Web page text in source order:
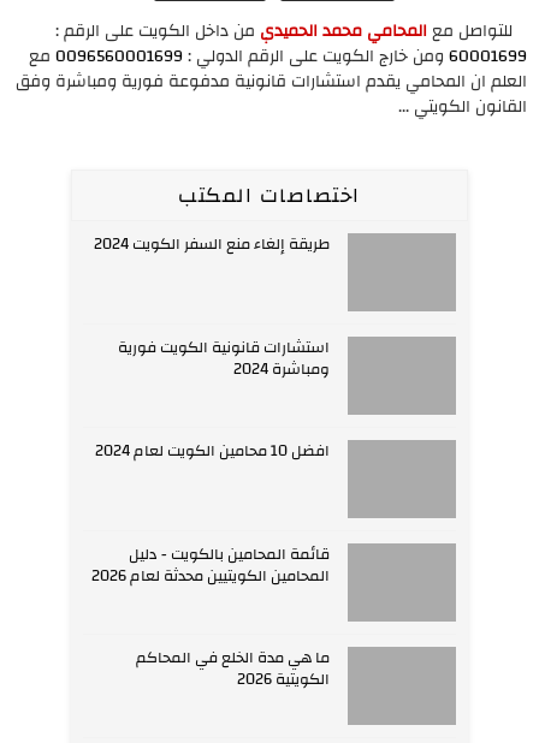
للتواصل معالمحامي محمد الحميدي من داخل الكويت على الرقم :
60001699ومن خارج الكويت على الرقم الدولي :0096560001699مع
العلم ان المحامي يقدم استشارات قانونية مدفوعة فورية ومباشرة وفق
القانون الكويتي ...
اختصاصات المكتب
طريقة إلغاء منع السفر الكويت 2024
استشارات قانونية الكويت فورية
ومباشرة 2024
افضل 10 محامين الكويت لعام 2024
قائمة المحامين بالكويت - دليل
المحامين الكويتيين محدثة لعام 2026
ما هي مدة الخلع في المحاكم
الكويتية 2026